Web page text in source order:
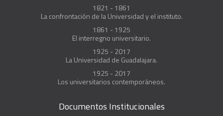
1821 - 1861
La confrontación de la Universidad y el instituto.
1861 - 1925
El interregno universitario.
1925 - 2017
La Universidad de Guadalajara.
1925 - 2017
Los universitarios contemporáneos.
Documentos Institucionales